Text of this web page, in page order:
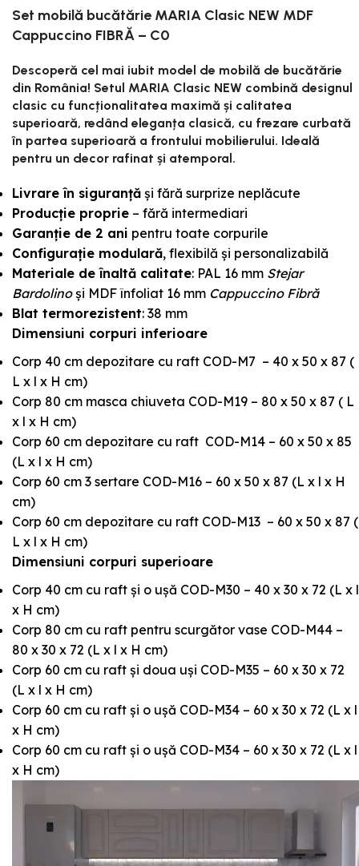
Set mobilă bucătărie MARIA Clasic NEW MDF
Cappuccino FIBRĂ – C0
Descoperă cel mai iubit model de mobilă de bucătărie
din România! Setul MARIA Clasic NEW combină designul
clasic cu funcționalitatea maximă și calitatea
superioară, redând eleganța clasică, cu frezare curbată
în partea superioară a frontului mobilierului. Ideală
pentru un decor rafinat și atemporal.
Livrare în siguranță și fără surprize neplăcute
Producție proprie – fără intermediari
Garanție de 2 ani pentru toate corpurile
Configurație modulară, flexibilă și personalizabilă
Materiale de înaltă calitate: PAL 16 mm Stejar
Bardolinoși MDF înfoliat 16 mm Cappuccino Fibră
Blat termorezistent: 38 mm
Dimensiuni corpuri inferioare
Corp 40 cm depozitare cu raft COD-M7 – 40 x 50 x 87 (
L x l x H cm)
Corp 80 cm masca chiuveta COD-M19 – 80 x 50 x 87 ( L
x l x H cm)
Corp 60 cm depozitare cu raft COD-M14 – 60 x 50 x 85
(L x l x H cm)
Corp 60 cm 3 sertare COD-M16 – 60 x 50 x 87 (L x l x H
cm)
Corp 60 cm depozitare cu raft COD-M13 – 60 x 50 x 87 (
L x l x H cm)
Dimensiuni corpuri superioare
Corp 40 cm cu raft și o ușă COD-M30 – 40 x 30 x 72 (L x l
x H cm)
Corp 80 cm cu raft pentru scurgător vase COD-M44 –
80 x 30 x 72 (L x l x H cm)
Corp 60 cm cu raft și doua uși COD-M35 – 60 x 30 x 72
(L x l x H cm)
Corp 60 cm cu raft și o ușă COD-M34 – 60 x 30 x 72 (L x l
x H cm)
Corp 60 cm cu raft și o ușă COD-M34 – 60 x 30 x 72 (L x l
x H cm)